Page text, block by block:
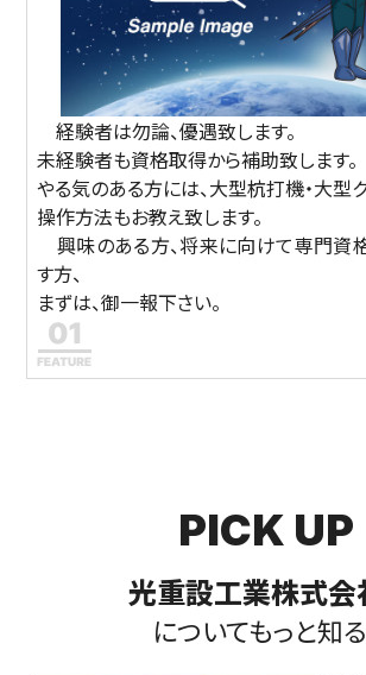
経験者は勿論、優遇致します。
未経験者も資格取得から補助致します。
やる気のある方には、大型杭打機・大型
操作方法もお教え致します。
興味のある方、将来に向けて専門資
す方、
まずは、御一報下さい。
PICK UP
光重設工業株式会
についてもっと知る